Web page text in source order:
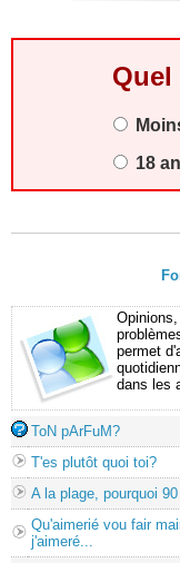
Quel
18
permet
dans les
ToN pArFuM?
T'es plutôt quoi toi?
A la plage, pourquoi
Qu'aimerié vou fair
j'aimeré...